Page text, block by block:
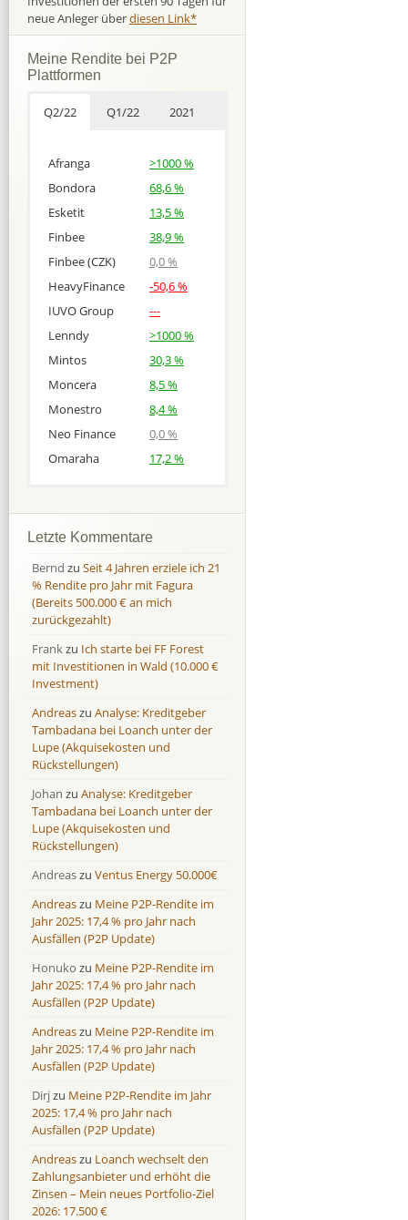
neue Anleger überdiesen Link*
Meine Rendite bei P2P
Plattformen
Q2/22 Q1/22 2021
Afranga
>1000 %
Bondora
68,6 %
Esketit
13,5 %
Finbee
38,9 %
Finbee (CZK)
0,0 %
HeavyFinance
-50,6 %
IUVO Group
---
Lenndy
>1000 %
Mintos
30,3 %
Moncera
8,5 %
Monestro
8,4 %
Neo Finance
0,0 %
Omaraha
17,2 %
Bondora
Finbee
43,2%
Finbee (CZK)
0,0 %
HeavyFinance
IUVO Group
-32,2 %
Lenndy
-314,6 %
Moncera
8,0 %
Monestro
9,1 %
Neo Finance
Omaraha
16,4 %
Bondora
Finbee
35,2%
Finbee (CZK)
0,0 %
HeavyFinance
IUVO Group
-55,0 %
Lenndy
146,5 %
Moncera
11,1 %
Monestro
>1000%
Neo Finance
Omaraha
18,0 %
Letzte Kommentare
Bernd zu Seit 4 Jahren erziele ich 21
% Rendite pro Jahr mit Fagura
(Bereits 500.000 € an mich
zurückgezahlt)
Frankzu Ich starte bei FF Forest
mit Investitionen in Wald (10.000 €
Investment)
Andreaszu Analyse: Kreditgeber
Tambadana bei Loanch unter der
Lupe (Akquisekosten und
Rückstellungen)
Johan zu Analyse: Kreditgeber
Tambadana bei Loanch unter der
Lupe (Akquisekosten und
Rückstellungen)
Andreaszu Ventus Energy 50.000€
Andreaszu Meine P2P-Rendite im
Jahr 2025: 17,4 % pro Jahr nach
Ausfällen (P2P Update)
Honuko zu Meine P2P-Rendite im
Jahr 2025: 17,4 % pro Jahr nach
Ausfällen (P2P Update)
Andreaszu Meine P2P-Rendite im
Jahr 2025: 17,4 % pro Jahr nach
Ausfällen (P2P Update)
Dirjzu Meine P2P-Rendite im Jahr
2025: 17,4 % pro Jahr nach
Ausfällen (P2P Update)
Andreaszu Loanch wechselt den
Zahlungsanbieter und erhöht die
Zinsen – Mein neues Portfolio-Ziel
2026: 17.500 €